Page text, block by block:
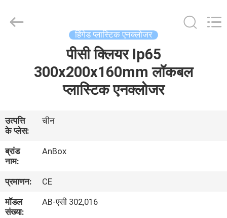
हमारे
बारे
में
कारखाना
भ्रमण
हिंगेड प्लास्टिक एनक्लोजर
पीसी क्लियर Ip65
300x200x160mm लॉकबल
प्लास्टिक एनक्लोजर
उत्पत्ति
के प्लेस:
चीन
ब्रांड
नाम:
AnBox
प्रमाणन:
CE
मॉडल
संख्या:
AB-एसी 302,016